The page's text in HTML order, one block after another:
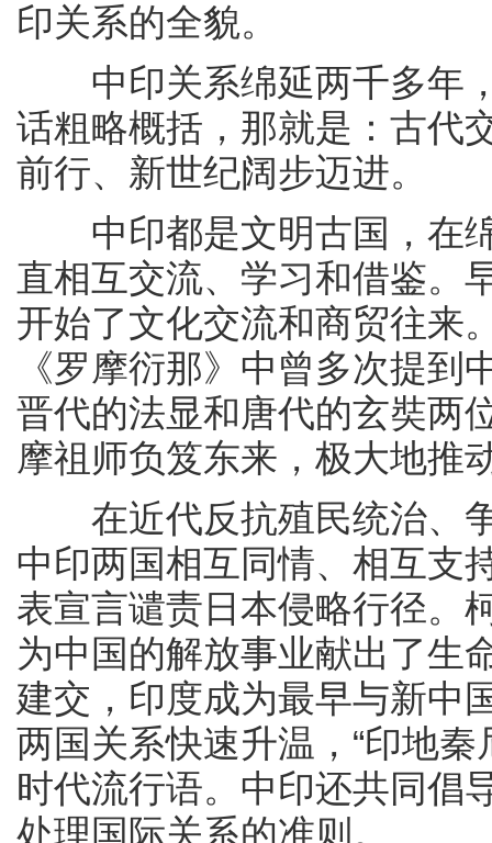
印关系的全貌。
中印关系绵延两千多年，
话粗略概括，那就是：古代
前行、新世纪阔步迈进。
中印都是文明古国，在绵
直相互交流、学习和借鉴。
开始了文化交流和商贸往来
《罗摩衍那》中曾多次提
晋代的法显和唐代的玄奘两
摩祖师负笈东来，极大地推
在近代反抗殖民统治、争
中印两国相互同情、相互支
表宣言谴责日本侵略行径。
为中国的解放事业献出了生
建交，印度成为最早与新中
两国关系快速升温，“印地
时代流行语。中印还共同倡
处理国际关系的准则。